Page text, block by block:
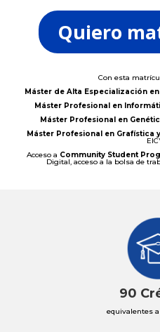
Quiero
Con esta
Máster de Alta Especialización
Máster Profesional en
Máster Profesional en
Máster Profesional en Grafística
Acceso a Community Student
Digital, acceso a la bolsa de
90
equivalentes a